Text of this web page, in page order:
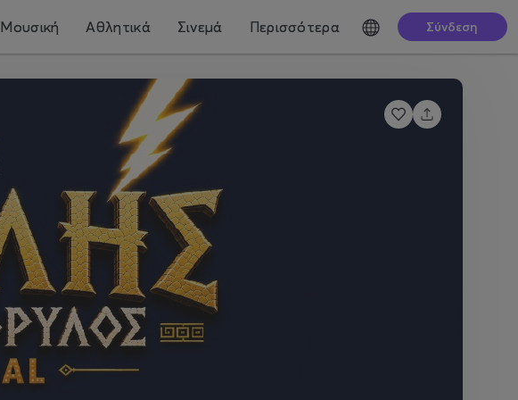
Μουσική Αθλητικά Σινεμά Περισσότερα Σύνδεση